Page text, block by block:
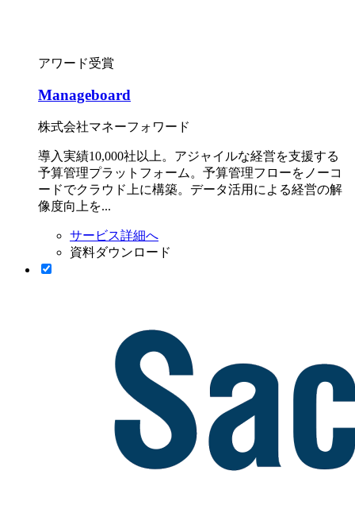
アワード受賞
Manageboard
株式会社マネーフォワード
導入実績10,000社以上。アジャイルな経営を支援する
予算管理プラットフォーム。予算管理フローをノーコ
ードでクラウド上に構築。データ活用による経営の解
像度向上を...
サービス詳細へ
資料ダウンロード